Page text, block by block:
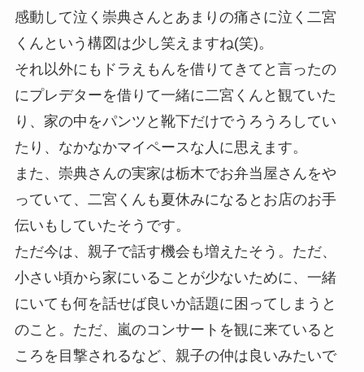
感動して泣く崇典さんとあまりの痛さに泣く二宮
くんという構図は少し笑えますね(笑)。
それ以外にもドラえもんを借りてきてと言ったの
にプレデターを借りて一緒に二宮くんと観ていた
り、家の中をパンツと靴下だけでうろうろしてい
たり、なかなかマイペースな人に思えます。
また、崇典さんの実家は栃木でお弁当屋さんをや
っていて、二宮くんも夏休みになるとお店のお手
伝いもしていたそうです。
ただ今は、親子で話す機会も増えたそう。ただ、
小さい頃から家にいることが少ないために、 一緒
にいても何を話せば良いか話題に困ってしまう と
のこと。ただ、嵐のコンサートを観に来ていると
ころを目撃されるなど、親子の仲は良いみたいで